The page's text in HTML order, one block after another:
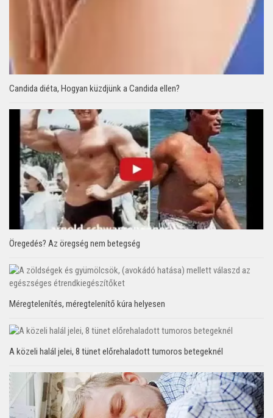
Candida diéta, Hogyan küzdjünk a Candida ellen?
Öregedés? Az öregség nem betegség
Méregtelenítés, méregtelenítő kúra helyesen
A közeli halál jelei, 8 tünet előrehaladott tumoros betegeknél